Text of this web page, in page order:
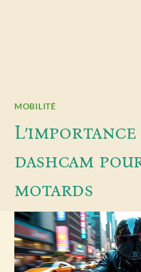
MOBILITÉ
L’importance
dashcam
motards